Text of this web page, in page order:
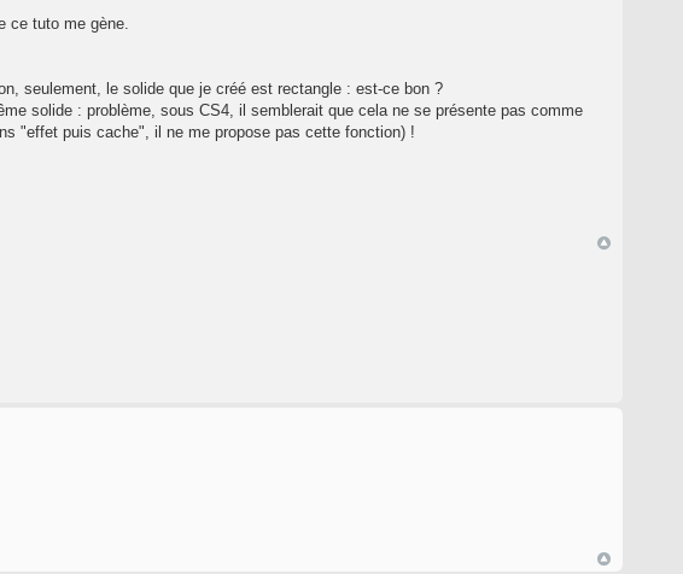
ce tuto me gène.
seulement, le solide que je créé est rectangle : est-ce bon ?
solide : problème, sous CS4, il semblerait que cela ne se présente pas comme
"effet puis cache", il ne me propose pas cette fonction) !